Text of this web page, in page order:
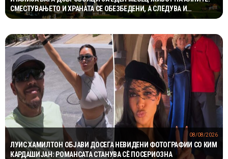
СМЕСТУВАЊЕТО И ХРАНАТА СЕ ОБЕЗБЕДЕНИ, А СЛЕДУВА И
НАДОМЕСТ ОД 400 ЕВРА
ЛУИС ХАМИЛТОН ОБЈАВИ ДОСЕГА НЕВИДЕНИ ФОТОГРАФИИ СО КИМ
КАРДАШИЈАН: РОМАНСАТА СТАНУВА СÈ ПОСЕРИОЗНА
08/08/2026